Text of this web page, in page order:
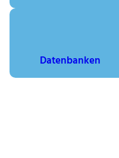
Datenbanken